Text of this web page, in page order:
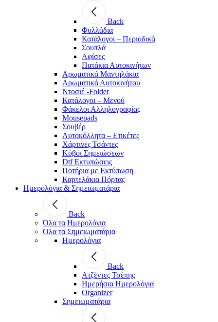
Back
Φυλλάδια
Κατάλογοι – Περιοδικά
Σουπλά
Αφίσες
Πατάκια Αυτοκινήτων
Αρωματικά Μαντηλάκια
Αρωματικά Αυτοκινήτου
Ντοσιέ -Folder
Κατάλογοι – Μενού
Φάκελοι Αλληλογραφίας
Mousepads
Σουβέρ
Αυτοκόλλητα – Ετικέτες
Χάρτινες Τσάντες
Κύβοι Σημειώσεων
Dtf Εκτυπώσεις
Ποτήρια με Εκτύπωση
Καρτελάκια Πόρτας
Ημερολόγια & Σημειωματάρια
Back
Όλα τα Ημερολόγια
Όλα τα Σημειωματάρια
Ημερολόγια
Back
Ατζέντες Τσέπης
Ημερήσια Ημερολόγια
Organizer
Σημειωματάρια